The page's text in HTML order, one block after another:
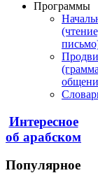
Программы
Интересное
об арабском
Популярное